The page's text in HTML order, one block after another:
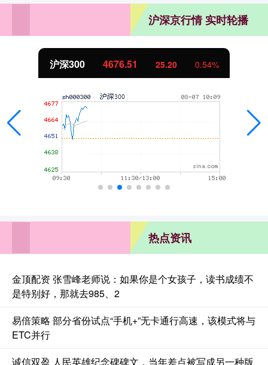
沪深京行情 实时轮播
沪深300 4676.51 25.20 0.54%
热点资讯
金顶配资 张雪峰老师说：如果你是个女孩子，读书成绩不
是特别好，那就去985、2
易倍策略 部分省份试点“手机+”无卡通行高速，该模式将与
ETC并行
诚信双盈 人民英雄纪念碑碑文，当年差点被写成另一种版